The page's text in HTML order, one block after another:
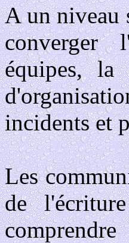
A un niveau
converger
équipes, la
incidents et
Les
de